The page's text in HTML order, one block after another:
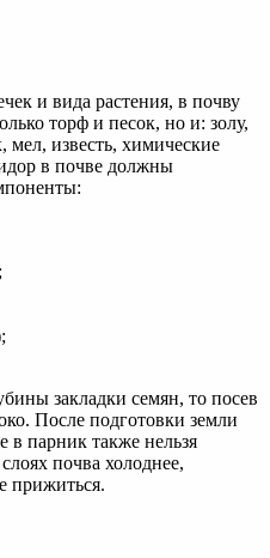
и вида растения, в почву
торф и песок, но и: золу,
мел, известь, химические
в почве должны
закладки семян, то посев
После подготовки земли
в парник также нельзя
почва холоднее,
прижиться.